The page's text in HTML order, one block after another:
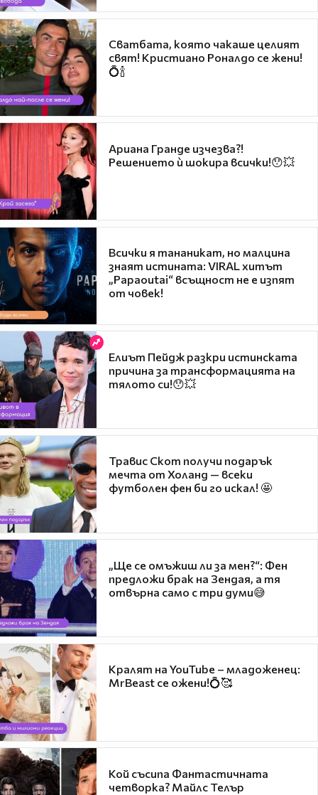
Сватбата, която чакаше целият
свят! Кристиано Роналдо се жени!
💍🍾
Ариана Гранде изчезва?!
Решението ѝ шокира всички!😯💥
Всички я тананикат, но малцина
знаят истината: VIRAL хитът
„Papaoutai“ всъщност не е изпят
от човек!
Елиът Пейдж разкри истинската
причина за трансформацията на
тялото си!😯💥
Травис Скот получи подарък
мечта от Холанд — всеки
футболен фен би го искал! 🤩
„Ще се омъжиш ли за мен?“: Фен
предложи брак на Зендая, а тя
отвърна само с три думи😅
Кралят на YouTube – младоженец:
MrBeast се ожени!💍🥰
Кой съсипа Фантастичната
четворка? Майлс Телър